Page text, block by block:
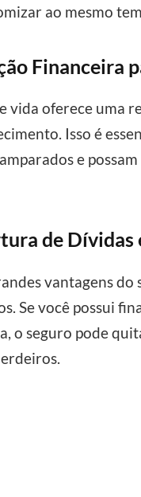
ao mesmo
Financeira
vida oferece uma
Isso é
e
de Dívidas
vantagens
Se você possui
o seguro pode